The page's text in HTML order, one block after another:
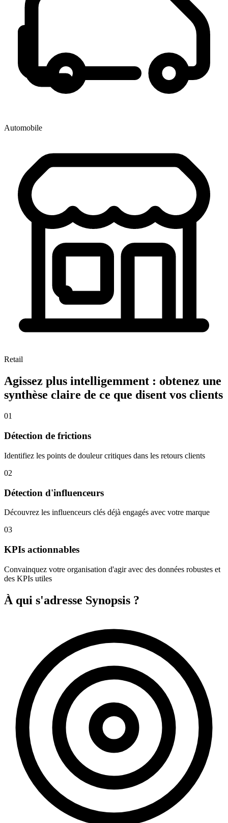
Automobile
Retail
Agissez plus intelligemment : obtenez une
synthèse claire de ce que disent vos clients
01
Détection de frictions
Identifiez les points de douleur critiques dans les retours clients
02
Détection d'influenceurs
Découvrez les influenceurs clés déjà engagés avec votre marque
03
KPIs actionnables
Convainquez votre organisation d'agir avec des données robustes et
des KPIs utiles
À qui s'adresse Synopsis ?